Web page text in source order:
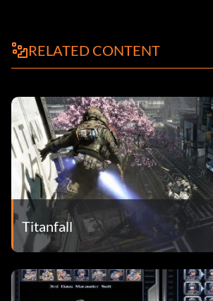
RELATED CONTENT
Titanfall